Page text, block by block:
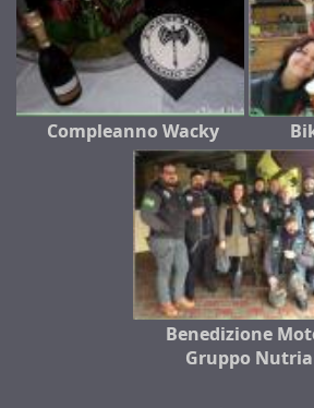
Compleanno Wacky
Benedizione
Gruppo Nutria